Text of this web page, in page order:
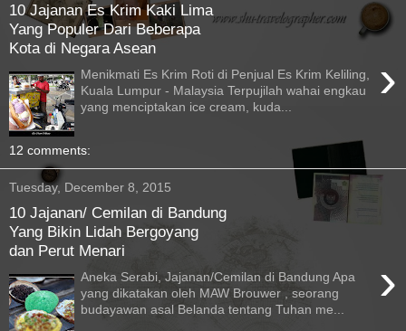
10 Jajanan Es Krim Kaki Lima
Yang Populer Dari Beberapa
Kota di Negara Asean
›
Menikmati Es Krim Roti di Penjual Es Krim Keliling,
Kuala Lumpur - Malaysia Terpujilah wahai engkau
yang menciptakan ice cream, kuda...
12 comments:
Tuesday, December 8, 2015
10 Jajanan/ Cemilan di Bandung
Yang Bikin Lidah Bergoyang
dan Perut Menari
›
Aneka Serabi, Jajanan/Cemilan di Bandung Apa
yang dikatakan oleh MAW Brouwer , seorang
budayawan asal Belanda tentang Tuhan me...